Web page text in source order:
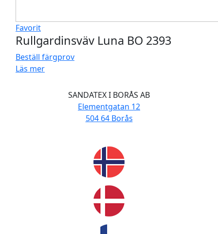
Favorit
Rullgardinsväv Luna BO 2393
Beställ färgprov
Läs mer
SANDATEX I BORÅS AB
Elementgatan 12
504 64 Borås